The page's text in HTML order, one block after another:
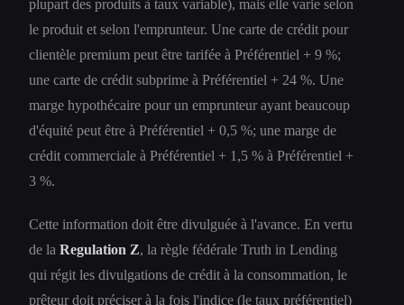
plupart des produits à taux variable), mais elle varie selon
le produit et selon l'emprunteur. Une carte de crédit pour
clientèle premium peut être tarifée à Préférentiel + 9 %;
une carte de crédit subprime à Préférentiel + 24 %. Une
marge hypothécaire pour un emprunteur ayant beaucoup
d'équité peut être à Préférentiel + 0,5 %; une marge de
crédit commerciale à Préférentiel + 1,5 % à Préférentiel +
3 %.
Cette information doit être divulguée à l'avance. En vertu
de la Regulation Z, la règle fédérale Truth in Lending
qui régit les divulgations de crédit à la consommation, le
prêteur doit préciser à la fois l'indice (le taux préférentiel)